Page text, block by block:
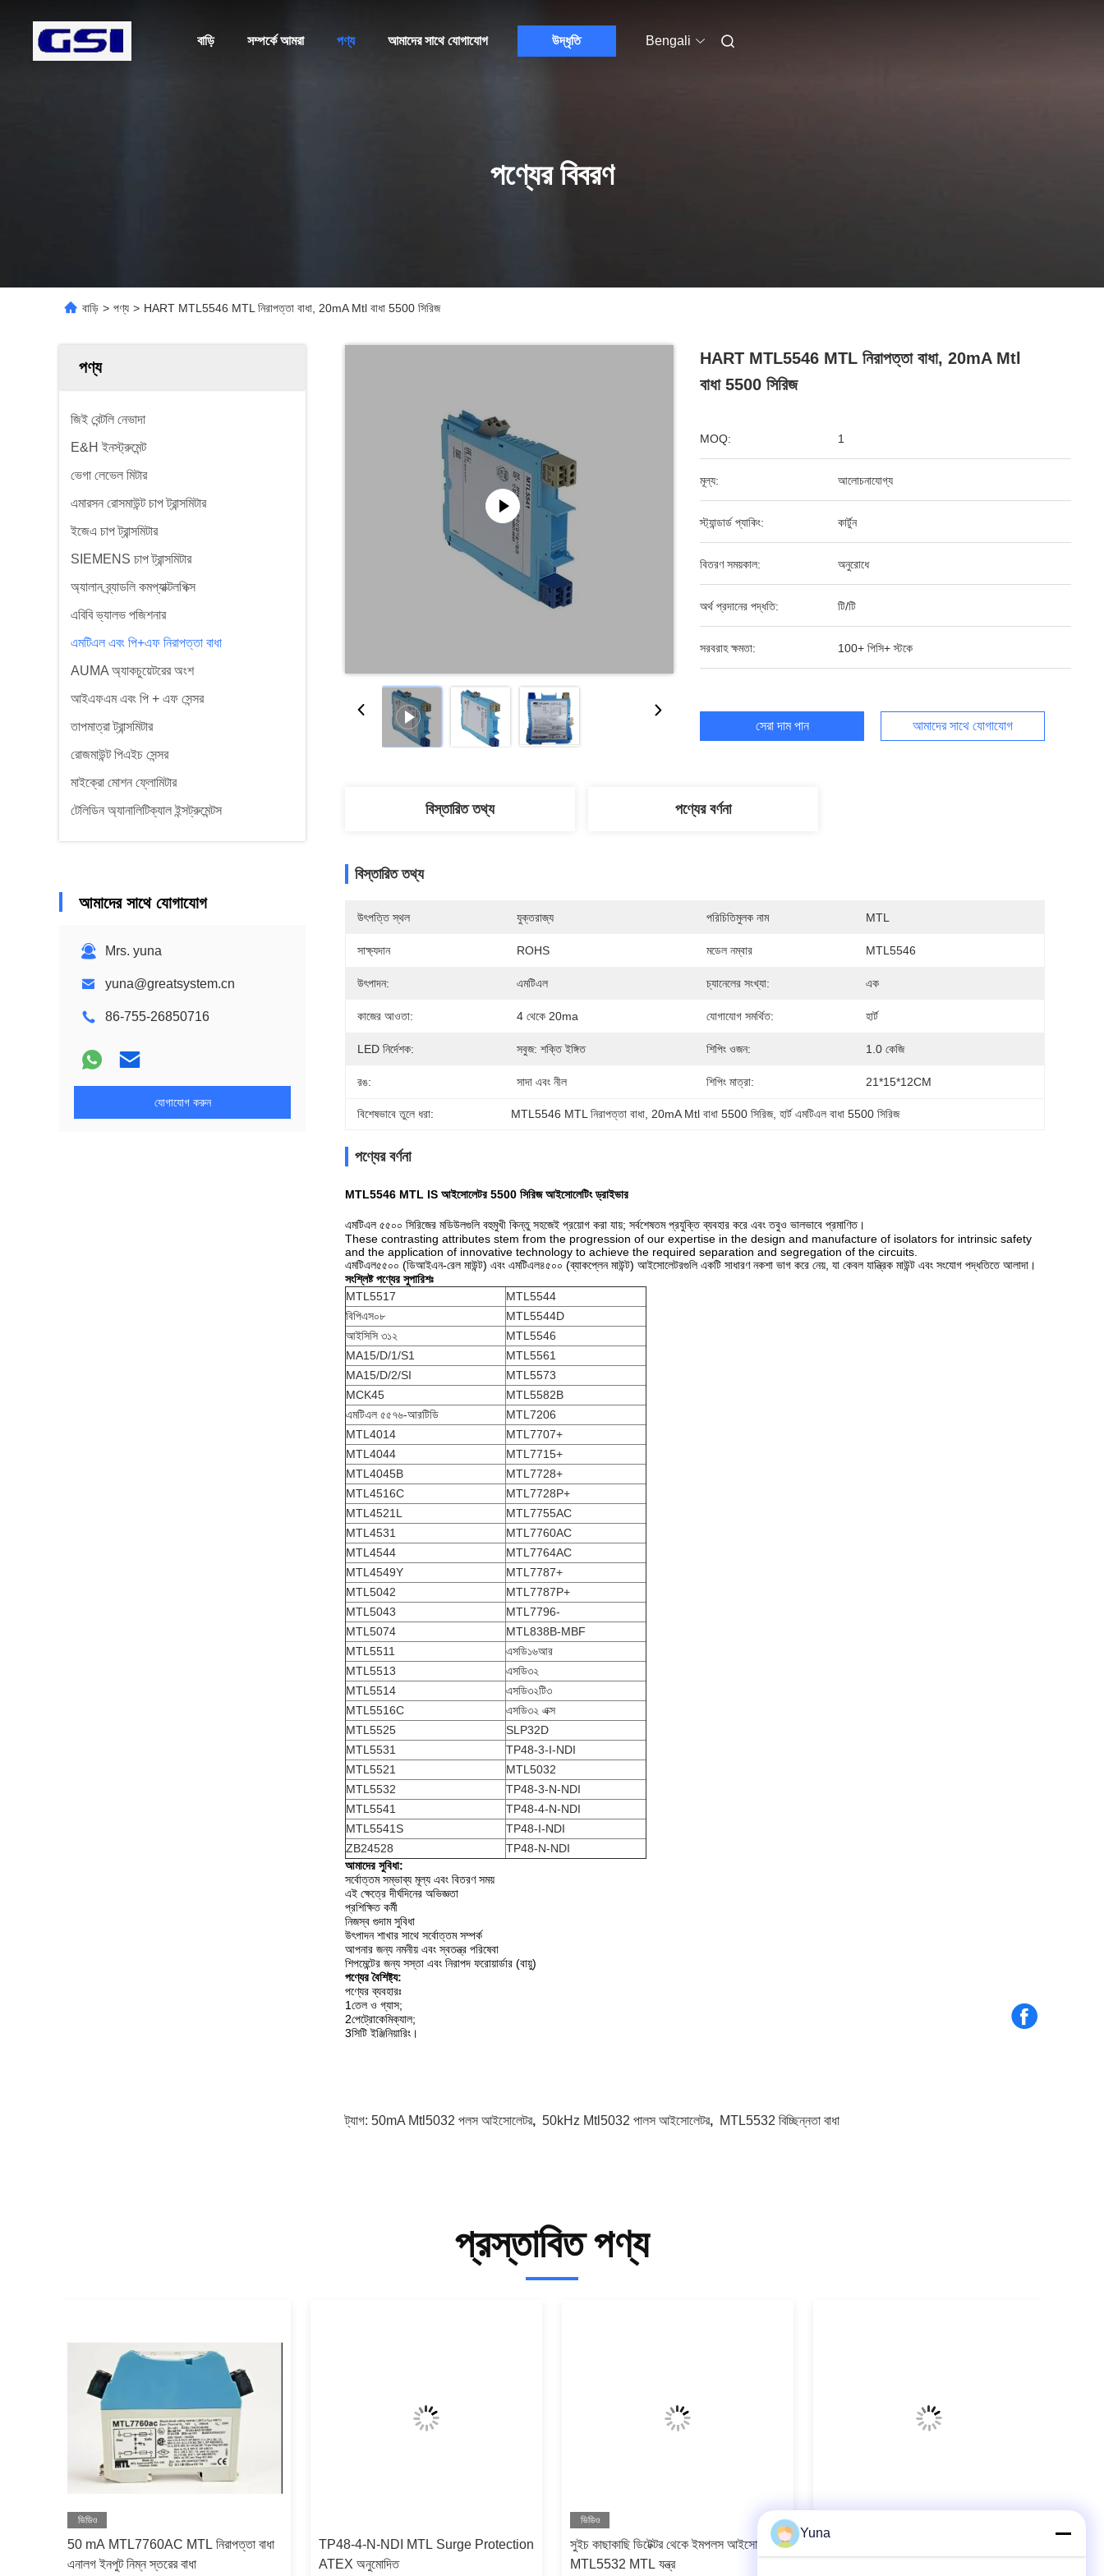
বাড়ি সম্পর্কে আমরা পণ্য আমাদের সাথে যোগাযোগ উদ্ধৃতি Bengali
পণ্যের বিবরণ
বাড়ি > পণ্য > HART MTL5546 MTL নিরাপত্তা বাধা, 20mA Mtl বাধা 5500 সিরিজ
পণ্য
জিই বেন্টলি নেভাদা
E&H ইনস্ট্রুমেন্ট
ভেগা লেভেল মিটার
এমারসন রোসমাউন্ট চাপ ট্রান্সমিটার
ইজেএ চাপ ট্রান্সমিটার
SIEMENS চাপ ট্রান্সমিটার
অ্যালান ব্র্যাডলি কমপ্যাক্টলগিক্স
এবিবি ভ্যালভ পজিশনার
এমটিএল এবং পি+এফ নিরাপত্তা বাধা
AUMA অ্যাকচুয়েটরের অংশ
আইএফএম এবং পি + এফ সেন্সর
তাপমাত্রা ট্রান্সমিটার
রোজমাউন্ট পিএইচ সেন্সর
মাইক্রো মোশন ফ্লোমিটার
টেলিডিন অ্যানালিটিক্যাল ইন্সট্রুমেন্টস
আমাদের সাথে যোগাযোগ
Mrs. yuna
yuna@greatsystem.cn
86-755-26850716
যোগাযোগ করুন
HART MTL5546 MTL নিরাপত্তা বাধা, 20mA Mtl
বাধা 5500 সিরিজ
MOQ: 1
মূল্য: আলোচনাযোগ্য
স্ট্যান্ডার্ড প্যাকিং: কার্টুন
বিতরণ সময়কাল: অনুরোধে
অর্থ প্রদানের পদ্ধতি: টি/টি
সরবরাহ ক্ষমতা: 100+ পিসি+ স্টকে
সেরা দাম পান আমাদের সাথে যোগাযোগ
বিস্তারিত তথ্য পণ্যের বর্ণনা
বিস্তারিত তথ্য
উৎপত্তি স্থল যুক্তরাজ্য পরিচিতিমুলক নাম MTL
সাক্ষ্যদান ROHS মডেল নম্বার MTL5546
উৎপাদন: এমটিএল চ্যানেলের সংখ্যা: এক
কাজের আওতা: 4 থেকে 20ma যোগাযোগ সমর্থিত: হার্ট
LED নির্দেশক: সবুজ: শক্তি ইঙ্গিত শিপিং ওজন: 1.0 কেজি
রঙ: সাদা এবং নীল শিপিং মাত্রা: 21*15*12CM
বিশেষভাবে তুলে ধরা: MTL5546 MTL নিরাপত্তা বাধা 20mA Mtl বাধা 5500 সিরিজ, হার্ট এমটিএল বাধা 5500 সিরিজ
পণ্যের বর্ণনা
MTL5546 MTL IS আইসোলেটর 5500 সিরিজ আইসোলেটিং ড্রাইভার
এমটিএল ৫৫০০ সিরিজের মডিউলগুলি বহুমুখী কিন্তু সহজেই প্রয়োগ করা যায়; সর্বশেষতম প্রযুক্তি ব্যবহার করে এবং তবুও ভালভাবে প্রমাণিত।
These contrasting attributes stem from the progression of our expertise in the design and manufacture of isolators for intrinsic safety
and the application of innovative technology to achieve the required separation and segregation of the circuits.
এমটিএল৫৫০০ (ডিআইএন-রেল মাউন্ট) এবং এমটিএল৪৫০০ (ব্যাকপ্লেন মাউন্ট) আইসোলেটরগুলি একটি সাধারণ নকশা ভাগ করে নেয়, যা কেবল যান্ত্রিক মাউন্ট এবং সংযোগ পদ্ধতিতে আলাদা।
সংশ্লিষ্ট পণ্যের সুপারিশঃ
MTL5517
MTL5544
বিপিএস০৮
MTL5544D
আইসিসি ৩১২
MTL5546
MA15/D/1/S1
MTL5561
MA15/D/2/SI
MTL5573
MCK45
MTL5582B
এমটিএল ৫৫৭৬-আরটিডি
MTL7206
MTL4014
MTL7707+
MTL4044
MTL7715+
MTL4045B
MTL7728+
MTL4516C
MTL7728P+
MTL4521L
MTL7755AC
MTL4531
MTL7760AC
MTL4544
MTL7764AC
MTL4549Y
MTL7787+
MTL5042
MTL7787P+
MTL5043
MTL7796-
MTL5074
MTL838B-MBF
MTL5511
এসডি১৬আর
MTL5513
এসডি৩২
MTL5514
এসডি৩২টি৩
MTL5516C
এসডি৩২ এক্স
MTL5525
SLP32D
MTL5531
TP48-3-I-NDI
MTL5521
MTL5032
MTL5532
TP48-3-N-NDI
MTL5541
TP48-4-N-NDI
MTL5541S
TP48-I-NDI
ZB24528
TP48-N-NDI
আমাদের সুবিধা:
সর্বোত্তম সম্ভাব্য মূল্য এবং বিতরণ সময়
এই ক্ষেত্রে দীর্ঘদিনের অভিজ্ঞতা
প্রশিক্ষিত কর্মী
নিজস্ব গুদাম সুবিধা
উৎপাদন শাখার সাথে সর্বোত্তম সম্পর্ক
আপনার জন্য নমনীয় এবং স্বতন্ত্র পরিষেবা
শিপমেন্টের জন্য সস্তা এবং নিরাপদ ফরোয়ার্ডার (বায়ু)
পণ্যের বৈশিষ্ট্য:
পণ্যের ব্যবহারঃ
1তেল ও গ্যাস;
2পেট্রোকেমিক্যাল;
3সিটি ইঞ্জিনিয়ারিং।
ট্যাগ: 50mA Mtl5032 পলস আইসোলেটর, 50kHz Mtl5032 পালস আইসোলেটর, MTL5532 বিচ্ছিন্নতা বাধা
প্রস্তাবিত পণ্য
ভিডিও
50 mA MTL7760AC MTL নিরাপত্তা বাধা
এনালগ ইনপুট নিম্ন স্তরের বাধা
TP48-4-N-NDI MTL Surge Protection
ATEX অনুমোদিত
ভিডিও
সুইচ কাছাকাছি ডিটেক্টর থেকে ইমপলস আইসোলেটর
MTL5532 MTL যন্ত্র
Yuna